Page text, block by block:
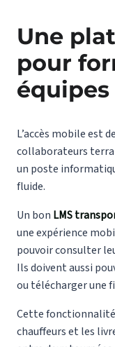
Une
pour
L’accès mobile est
collaborateurs
un poste
fluide.
Un bon LMS
une expérience
pouvoir consulter
Ils doivent aussi
ou télécharger une
Cette
chauffeurs et les